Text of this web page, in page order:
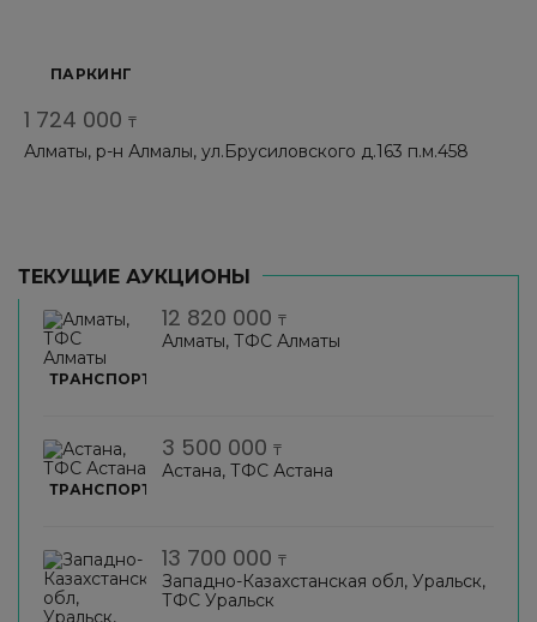
ПАРКИНГ
1 724 000 ₸
Алматы, р-н Алмалы, ул.Брусиловского д.163 п.м.458
ТЕКУЩИЕ АУКЦИОНЫ
ТРАНСПОРТ
12 820 000 ₸
Алматы, ТФС Алматы
ТРАНСПОРТ
3 500 000 ₸
Астана, ТФС Астана
13 700 000 ₸
Западно-Казахстанская обл, Уральск,
ТФС Уральск